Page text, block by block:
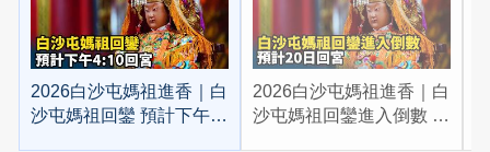
2026白沙屯媽祖進香｜白
沙屯媽祖回鑾 預計下午
2026白沙屯媽祖進香｜白
沙屯媽祖回鑾進入倒數 預